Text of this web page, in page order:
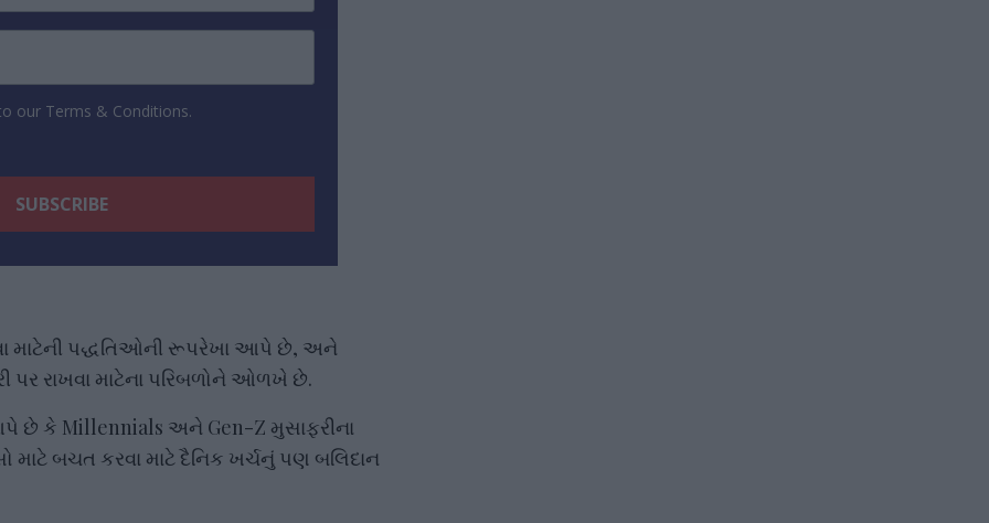
our Terms & Conditions.
માટેની પદ્ધતિઓની રૂપરેખા આપે છે, અને
પર રાખવા માટેના પરિબળોને ઓળખે છે.
કે Millennials અને Gen-Z મુસાફરીના
બચત કરવા માટે દૈનિક ખર્ચનું પણ બલિદાન